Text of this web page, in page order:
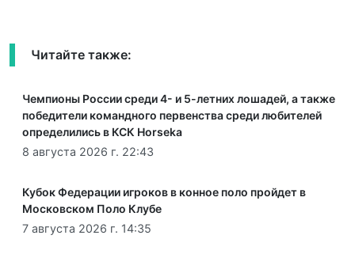
Читайте также:
Чемпионы России среди 4- и 5-летних лошадей, а также
победители командного первенства среди любителей
определились в КСК Horseka
8 августа 2026 г. 22:43
Кубок Федерации игроков в конное поло пройдет в
Московском Поло Клубе
7 августа 2026 г. 14:35